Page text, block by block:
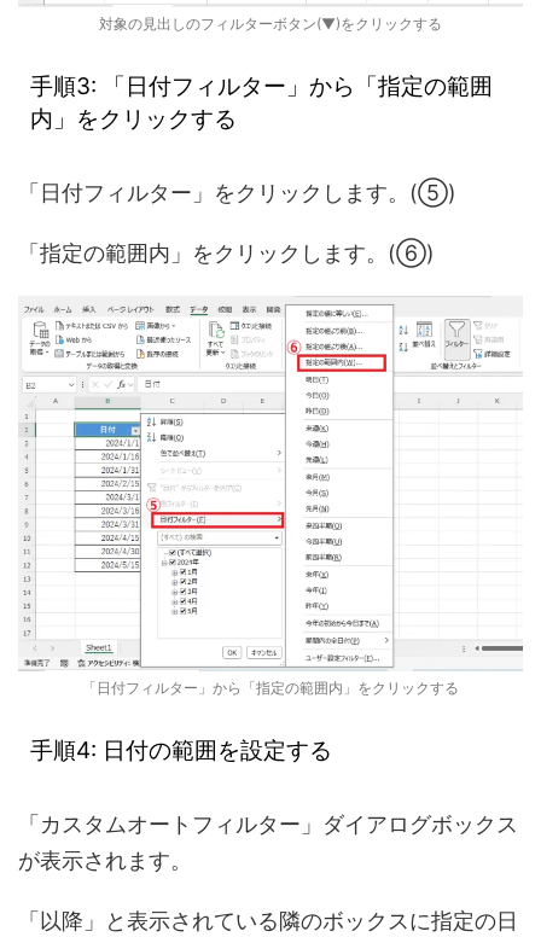
対象の見出しのフィルターボタン(▼)をクリックする
手順3: 「日付フィルター」から「指定の範囲
内」をクリックする
「日付フィルター」をクリックします。(⑤)
「指定の範囲内」をクリックします。(⑥)
「日付フィルター」から「指定の範囲内」をクリックする
手順4: 日付の範囲を設定する
「カスタムオートフィルター」ダイアログボックス
が表示されます。
「以降」と表示されている隣のボックスに指定の日